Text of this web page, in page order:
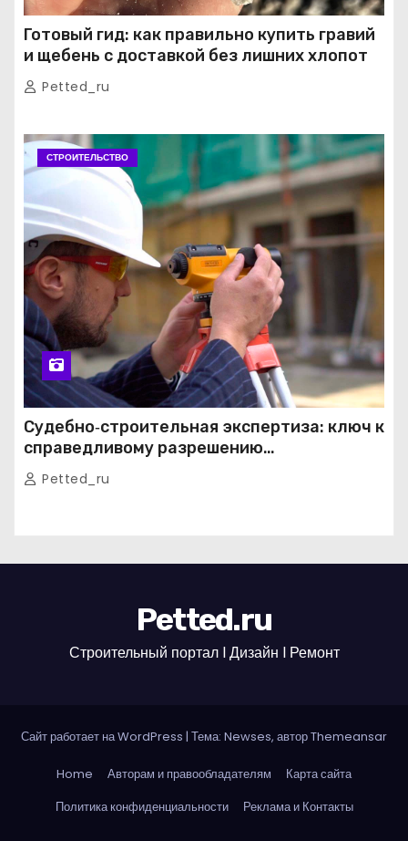
Готовый гид: как правильно купить гравий
и щебень с доставкой без лишних хлопот
Petted_ru
СТРОИТЕЛЬСТВО
Судебно‑строительная экспертиза: ключ к
справедливому разрешению
строительных споров
Petted_ru
Petted.ru
Строительный портал l Дизайн l Ремонт
Сайт работает на WordPress | Тема: Newses, авторThemeansar
Home Авторам и правообладателям
Карта сайта
Политика конфиденциальности
Реклама и Контакты